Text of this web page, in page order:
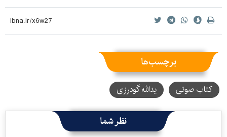
برچسب‌ها
کتاب صوتی یدالله گودرزی
نظر شما